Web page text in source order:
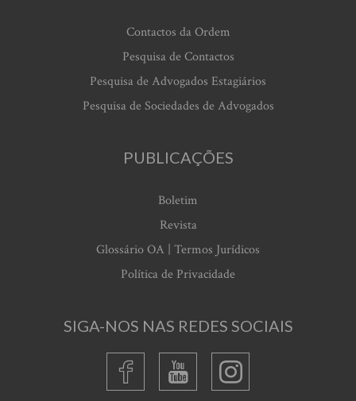
Contactos da Ordem
Pesquisa de Contactos
Pesquisa de Advogados Estagiários
Pesquisa de Sociedades de Advogados
PUBLICAÇÕES
Boletim
Revista
Glossário OA | Termos Jurídicos
Política de Privacidade
SIGA-NOS NAS REDES SOCIAIS